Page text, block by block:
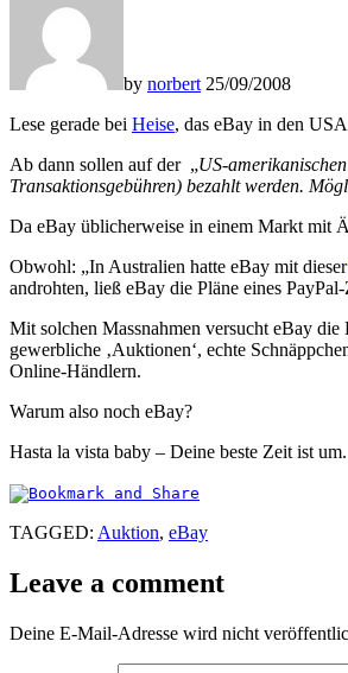
by norbert 25/09/2008
Lese gerade bei Heise, das eBay in den
Ab dann sollen auf der „US-
Transaktionsgebühren) bezahlt werden.
Da eBay üblicherweise in einem Markt mit
Obwohl: „In Australien hatte eBay mit dieser
androhten, ließ eBay die Pläne eines
Mit solchen Massnahmen versucht eBay
gewerbliche ‚Auktionen‘, echte
Online-Händlern.
Warum also noch eBay?
Hasta la vista baby – Deine beste Zeit ist um.
TAGGED: Auktion, eBay
Leave a comment
Deine E-Mail-Adresse wird nicht